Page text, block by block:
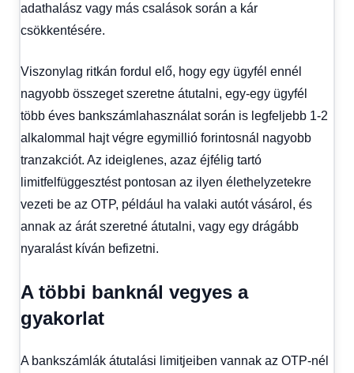
adathalász vagy más csalások során a kár
csökkentésére.
Viszonylag ritkán fordul elő, hogy egy ügyfél ennél
nagyobb összeget szeretne átutalni, egy-egy ügyfél
több éves bankszámlahasználat során is legfeljebb 1-2
alkalommal hajt végre egymillió forintosnál nagyobb
tranzakciót. Az ideiglenes, azaz éjfélig tartó
limitfelfüggesztést pontosan az ilyen élethelyzetekre
vezeti be az OTP, például ha valaki autót vásárol, és
annak az árát szeretné átutalni, vagy egy drágább
nyaralást kíván befizetni.
A többi banknál vegyes a
gyakorlat
A bankszámlák átutalási limitjeiben vannak az OTP-nél